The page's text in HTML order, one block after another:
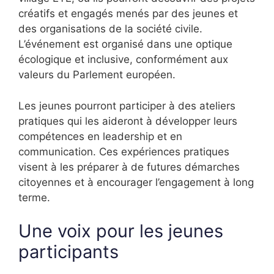
créatifs et engagés menés par des jeunes et
des organisations de la société civile.
L’événement est organisé dans une optique
écologique et inclusive, conformément aux
valeurs du Parlement européen.
Les jeunes pourront participer à des ateliers
pratiques qui les aideront à développer leurs
compétences en leadership et en
communication. Ces expériences pratiques
visent à les préparer à de futures démarches
citoyennes et à encourager l’engagement à long
terme.
Une voix pour les jeunes
participants